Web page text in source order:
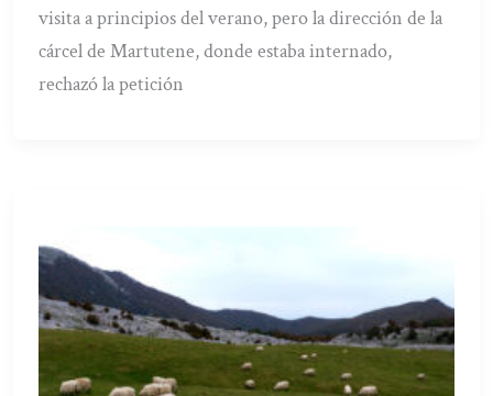
visita a principios del verano, pero la dirección de la
cárcel de Martutene, donde estaba internado,
rechazó la petición